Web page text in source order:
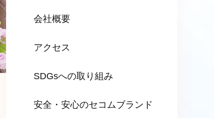
会社概要
アクセス
SDGsへの取り組み
安全・安心のセコムブランド